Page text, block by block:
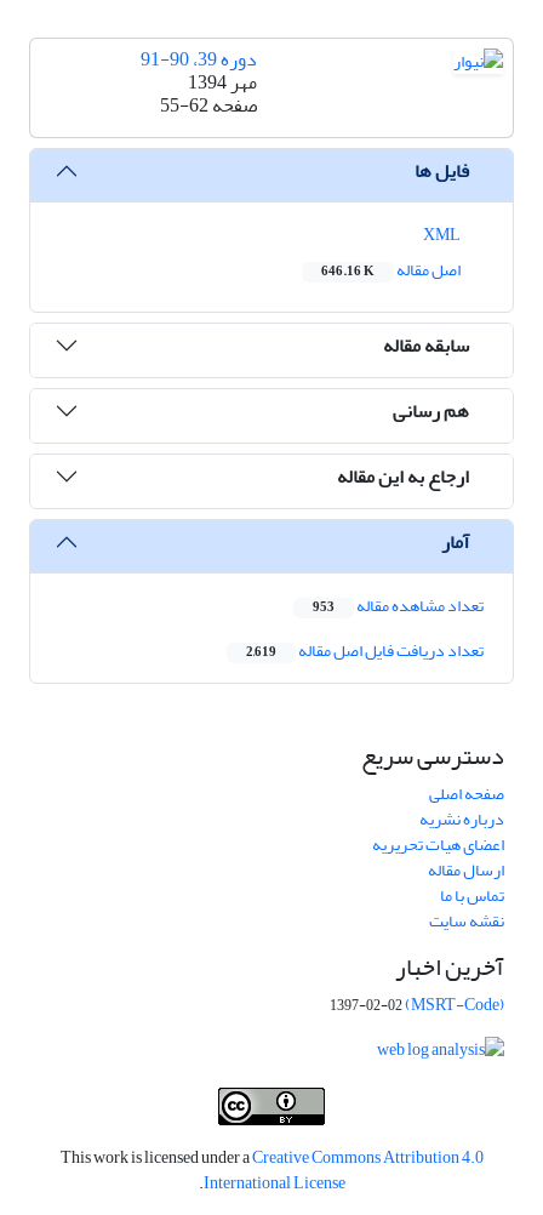
دوره 39، 90-91
مهر 1394
صفحه55-62
فایل ها
اصل مقاله
646.16 K
سابقه مقاله
هم رسانی
ارجاع به این مقاله
آمار
تعداد مشاهده مقاله 953
تعداد دریافت فایل اصل مقاله 2,619
دسترسی سریع
صفحه اصلی
درباره نشریه
اعضای هیات تحریریه
ارسال مقاله
تماس با ما
نقشه سایت
آخرین اخبار
(MSRT-Code)
1397-02-02
This work is licensed under aCreative Commons Attribution 4.0
International License
.